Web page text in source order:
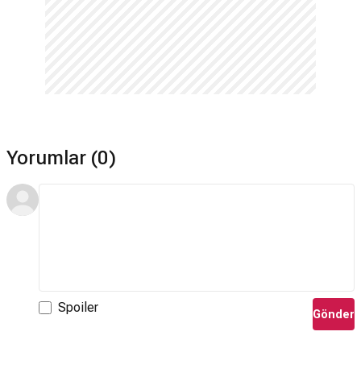
Yorumlar (0)
Spoiler Gönder